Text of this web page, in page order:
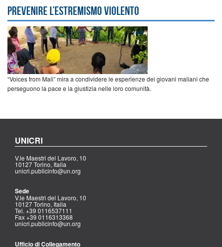
prevenire l’estremismo violento
“Voices from Mali” mira a condividere le esperienze dei giovani maliani che
perseguono la pace e la giustizia nelle loro comunità.
UNICRI
V.le Maestri del Lavoro, 10
10127 Torino, Italia
unicri.publicinfo@un.org
Sede
V.le Maestri del Lavoro, 10
10127 Torino, Italia
Tel. +39 0116537111
Fax +39 0116313368
unicri.publicinfo@un.org
Ufficio di Collegamento